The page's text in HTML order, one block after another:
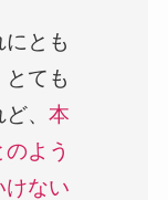
とも
ても
ど、本
よう
けない